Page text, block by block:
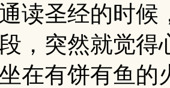
读圣经的时候
，突然就觉得
在有饼有鱼的